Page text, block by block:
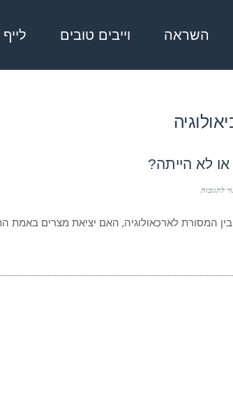
השראה וייבים טובים
לא הייתה?
לתגובות
הייתה
המסורת לארכאולוגיה, האם יציאת מצרים